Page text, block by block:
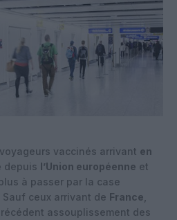
vaccinés arrivant en
depuis l’Union européenne et
à passer par la case
Sauf ceux arrivant de France
assouplissement des